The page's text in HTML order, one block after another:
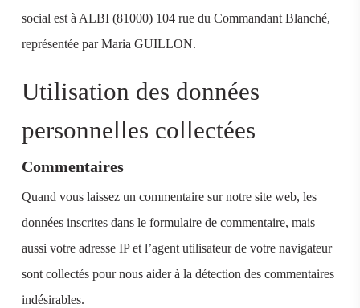
social est à ALBI (81000) 104 rue du Commandant Blanché,
représentée par Maria GUILLON.
Utilisation des données
personnelles collectées
Commentaires
Quand vous laissez un commentaire sur notre site web, les
données inscrites dans le formulaire de commentaire, mais
aussi votre adresse IP et l’agent utilisateur de votre navigateur
sont collectés pour nous aider à la détection des commentaires
indésirables.